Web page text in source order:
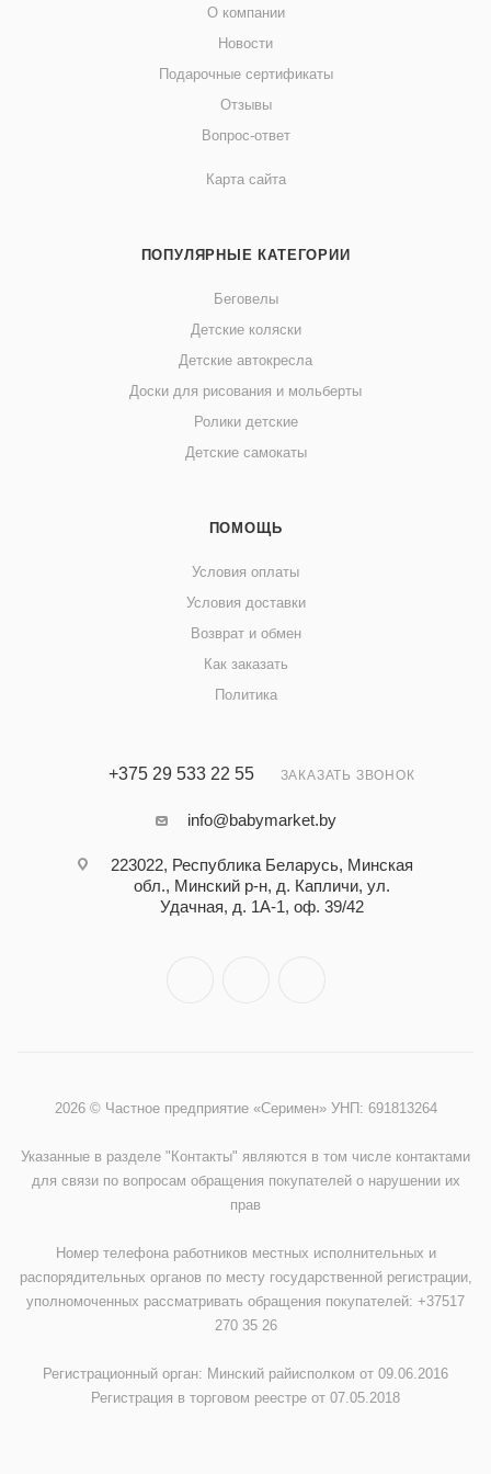
О компании
Новости
Подарочные сертификаты
Отзывы
Вопрос-ответ
Карта сайта
ПОПУЛЯРНЫЕ КАТЕГОРИИ
Беговелы
Детские коляски
Детские автокресла
Доски для рисования и мольберты
Ролики детские
Детские самокаты
ПОМОЩЬ
Условия оплаты
Условия доставки
Возврат и обмен
Как заказать
Политика
+375 29 533 22 55 ЗАКАЗАТЬ ЗВОНОК
info@babymarket.by
223022, Республика Беларусь, Минская
обл., Минский р-н, д. Капличи, ул.
Удачная, д. 1А-1, оф. 39/42
2026 © Частное предприятие «Серимен» УНП: 691813264
Указанные в разделе "Контакты" являются в том числе контактами
для связи по вопросам обращения покупателей о нарушении их
прав
Номер телефона работников местных исполнительных и
распорядительных органов по месту государственной регистрации,
уполномоченных рассматривать обращения покупателей: +37517
270 35 26
Регистрационный орган: Минский райисполком от 09.06.2016
Регистрация в торговом реестре от 07.05.2018